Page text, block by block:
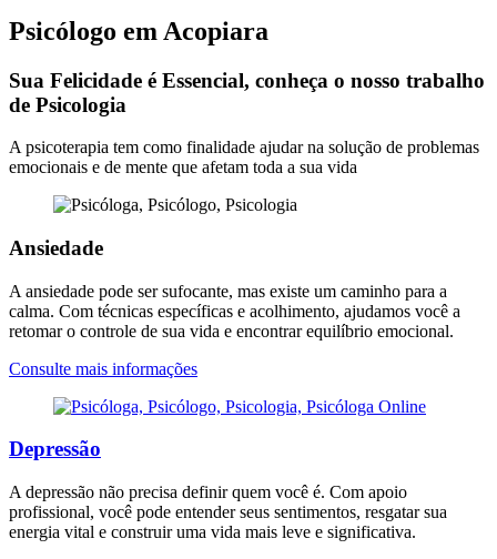
Psicólogo em Acopiara
Sua Felicidade é Essencial, conheça o nosso trabalho
de Psicologia
A psicoterapia tem como finalidade ajudar na solução de problemas
emocionais e de mente que afetam toda a sua vida
Ansiedade
A ansiedade pode ser sufocante, mas existe um caminho para a
calma. Com técnicas específicas e acolhimento, ajudamos você a
retomar o controle de sua vida e encontrar equilíbrio emocional.
Consulte mais informações
Depressão
A depressão não precisa definir quem você é. Com apoio
profissional, você pode entender seus sentimentos, resgatar sua
energia vital e construir uma vida mais leve e significativa.